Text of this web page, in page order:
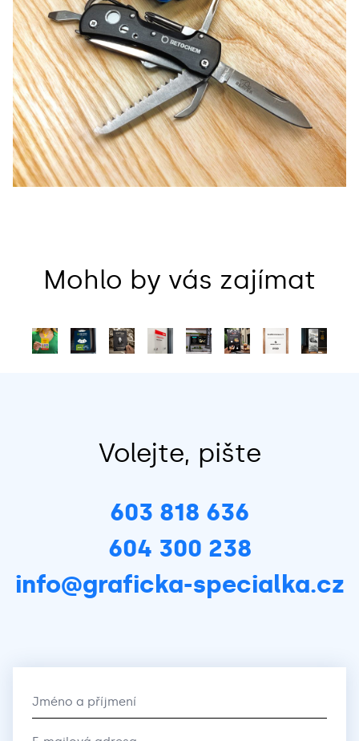
Mohlo by vás zajímat
Volejte, pište
603 818 636
604 300 238
info@graficka-specialka.cz